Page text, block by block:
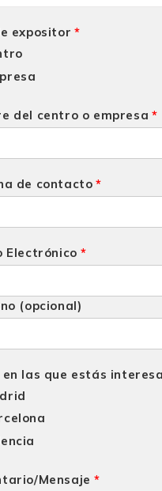
expositor
del centro o empresa
de contacto
Electrónico
(opcional)
en las que estás
Mensaje